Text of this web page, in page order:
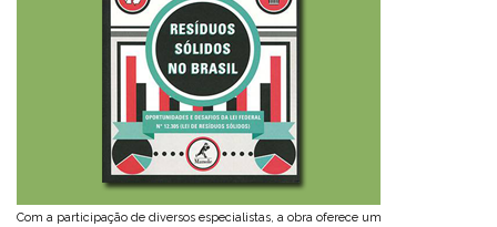
Com a participação de diversos especialistas, a obra oferece um